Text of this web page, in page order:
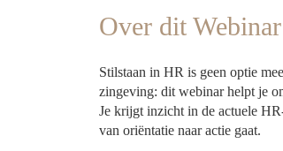
Over dit Webinar
Stilstaan in HR is geen optie
zingeving: dit webinar helpt je
Je krijgt inzicht in de actuele
van oriëntatie naar actie gaat.